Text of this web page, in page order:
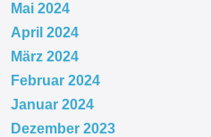
Mai 2024
April 2024
März 2024
Februar 2024
Januar 2024
Dezember 2023